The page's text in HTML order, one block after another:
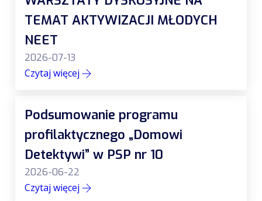
TEMAT AKTYWIZACJI MŁODYCH
NEET
2026-07-13
Czytaj więcej
Podsumowanie programu
profilaktycznego „Domowi
Detektywi” w PSP nr 10
2026-06-22
Czytaj więcej